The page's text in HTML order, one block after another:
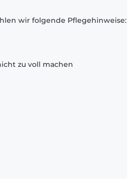
wir folgende Pflegehinweise:
zu voll machen